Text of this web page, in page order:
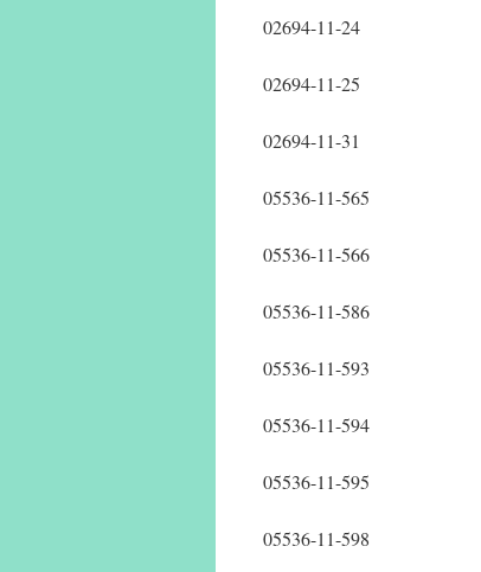
02694-11-24
02694-11-25
02694-11-31
05536-11-565
05536-11-566
05536-11-586
05536-11-593
05536-11-594
05536-11-595
05536-11-598